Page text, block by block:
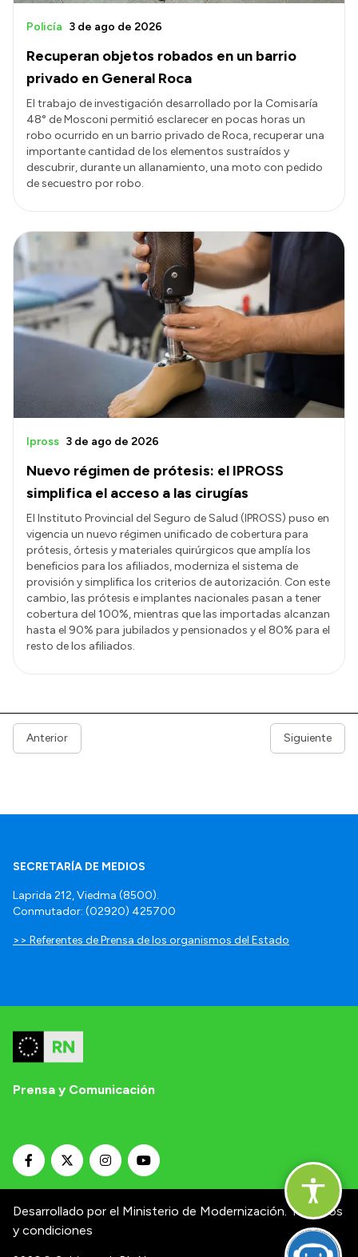
Recuperan objetos robados en un barrio
privado en General Roca
Policía 3 de ago de 2026
El trabajo de investigación desarrollado por la Comisaría
48° de Mosconi permitió esclarecer en pocas horas un
robo ocurrido en un barrio privado de Roca, recuperar una
importante cantidad de los elementos sustraídos y
descubrir, durante un allanamiento, una moto con pedido
de secuestro por robo.
Nuevo régimen de prótesis: el IPROSS
simplifica el acceso a las cirugías
Ipross 3 de ago de 2026
El Instituto Provincial del Seguro de Salud (IPROSS) puso en
vigencia un nuevo régimen unificado de cobertura para
prótesis, órtesis y materiales quirúrgicos que amplía los
beneficios para los afiliados, moderniza el sistema de
provisión y simplifica los criterios de autorización. Con este
cambio, las prótesis e implantes nacionales pasan a tener
cobertura del 100%, mientras que las importadas alcanzan
hasta el 90% para jubilados y pensionados y el 80% para el
resto de los afiliados.
Anterior Siguiente
SECRETARÍA DE MEDIOS
Laprida 212, Viedma (8500).
Conmutador: (02920) 425700
>> Referentes de Prensa de los organismos del Estado
Prensa y Comunicación
Desarrollado por el Ministerio de Modernización. Términos
y condiciones